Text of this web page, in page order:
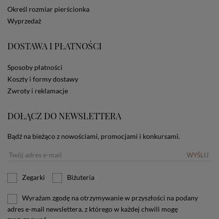
dotyczących cookies oznacza, że będą one
użytkownika. Jeżeli użytkownik nie wyraża zgody na
ustawienia swojej przeglądarki.
Określ rozmiar pierścionka
Wyprzedaż
DOSTAWA I PŁATNOŚCI
Sposoby płatności
Koszty i formy dostawy
Zwroty i reklamacje
DOŁĄCZ DO NEWSLETTERA
Bądź na bieżąco z nowościami, promocjami i konkursami.
WYŚLIJ
Zegarki Biżuteria
Wyrażam zgodę na otrzymywanie w przyszłości na podany
adres e-mail newslettera, z którego w każdej chwili mogę